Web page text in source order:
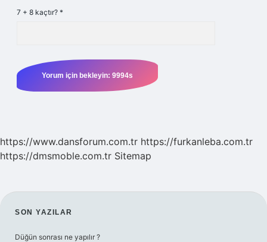
7 + 8 kaçtır? *
https://www.dansforum.com.tr https://furkanleba.com.tr
https://dmsmoble.com.tr Sitemap
SIDEBAR
SON YAZILAR
Düğün sonrası ne yapılır ?